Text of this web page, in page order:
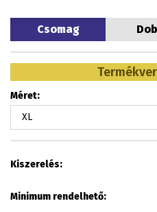
Csomag
Méret:
Kiszerelés:
Minimum rendelhető: